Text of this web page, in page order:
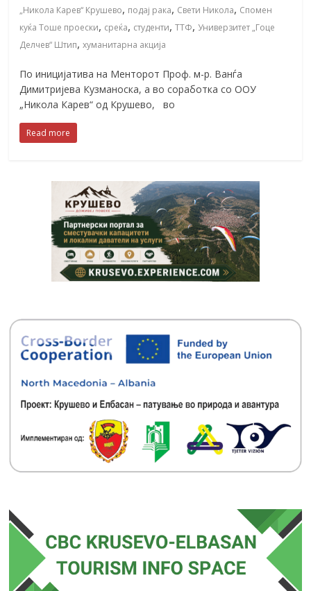
„Никола Карев“ Крушево, подај рака, Свети Никола, Спомен
куќа Тоше проески, среќа, студенти,ТТФ, Универзитет „Гоце
Делчев“ Штип,хуманитарна акција
По иницијатива на Менторот Проф. м-р. Ванѓа
Димитријева Кузманоска, а во соработка со ООУ
„Никола Карев“ од Крушево, во
Read more